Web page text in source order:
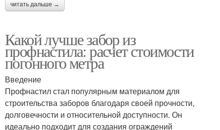
читать дальше →
Какой лучше забор из
профнастила: расчет стоимости
погонного метра
Введение
Профнастил стал популярным материалом для
строительства заборов благодаря своей прочности,
долговечности и относительной доступности. Он
идеально подходит для создания ограждений